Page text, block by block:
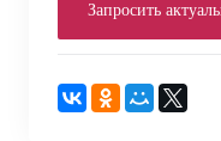
Запросить